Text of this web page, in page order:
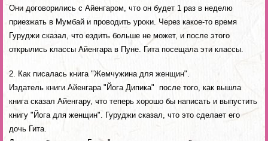
Они договорились с Айенгаром, что он будет 1 раз в неделю
приезжать в Мумбай и проводить уроки. Через какое-то время
Гуруджи сказал, что ездить больше не может, и после этого
открылись классы Айенгара в Пуне. Гита посещала эти классы.
2. Как писалась книга "Жемчужина для женщин".
Издатель книги Айенгара "Йога Дипика" после того, как вышла
книга сказал Айенгару, что теперь хорошо бы написать и выпустить
книгу "Йога для женщин". Гуруджи сказал, что это сделает его
дочь Гита.